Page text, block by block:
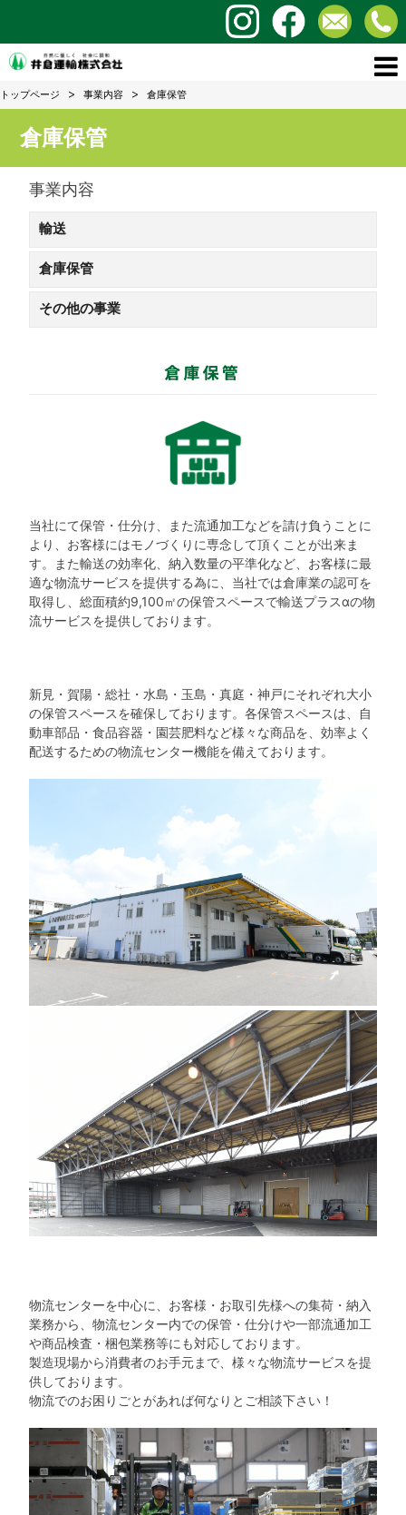
トップページ 事業内容 倉庫保管
倉庫保管
事業内容
輸送
倉庫保管
その他の事業
当社にて保管・仕分け、また流通加工などを請け負うことに
より、お客様にはモノづくりに専念して頂くことが出来ま
す。また輸送の効率化、納入数量の平準化など、お客様に最
適な物流サービスを提供する為に、当社では倉庫業の認可を
取得し、総面積約9,100㎡の保管スペースで輸送プラスαの物
流サービスを提供しております。
新見・賀陽・総社・水島・玉島・真庭・神戸にそれぞれ大小
の保管スペースを確保しております。各保管スペースは、自
動車部品・食品容器・園芸肥料など様々な商品を、効率よく
配送するための物流センター機能を備えております。
物流センターを中心に、お客様・お取引先様への集荷・納入
業務から、物流センター内での保管・仕分けや一部流通加工
や商品検査・梱包業務等にも対応しております。
製造現場から消費者のお手元まで、様々な物流サービスを提
供しております。
物流でのお困りごとがあれば何なりとご相談下さい！